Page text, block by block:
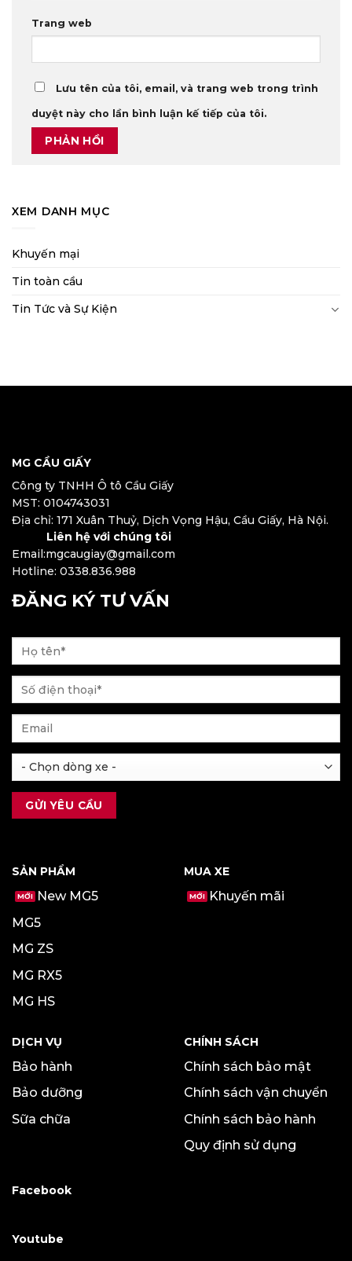
XEM DANH MỤC
Khuyến mại
Tin toàn cầu
Tin Tức và Sự Kiện
Trang web
Lưu tên của tôi, email, và trang web trong trình
duyệt này cho lần bình luận kế tiếp của tôi.
MG CẦU GIẤY
Công ty TNHH Ô tô Cầu Giấy
MST: 0104743031
Địa chỉ: 171 Xuân Thuỷ, Dịch Vọng Hậu, Cầu Giấy, Hà Nội.
Liên hệ với chúng tôi
Email:mgcaugiay@gmail.com
Hotline: 0338.836.988
ĐĂNG KÝ TƯ VẤN
SẢN PHẨM
New MG5
MG5
MG ZS
MG RX5
MG HS
MUA XE
Khuyến mãi
DỊCH VỤ
Bảo hành
Bảo dưỡng
Sữa chữa
CHÍNH SÁCH
Chính sách bảo mật
Chính sách vận chuyển
Chính sách bảo hành
Quy định sử dụng
Facebook
Youtube